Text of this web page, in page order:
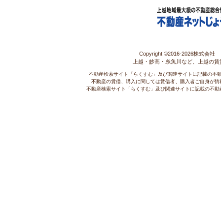
Copyright ©2016-2026株式会社
上越・妙高・糸魚川など、上越の
不動産検索サイト「らくすむ」及び関連サイトに記載の不
不動産の賃借、購入に関しては賃借者、購入者ご自身が
不動産検索サイト「らくすむ」及び関連サイトに記載の不